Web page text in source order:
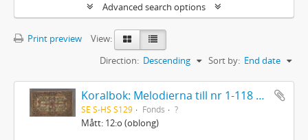
Advanced search options
Print preview
View:
Sort by: End date
Direction: Descending
Koralbok: Melodierna till nr 1-118 uti Gamla Psalmboken, enstämmigt satta
SE S-HS S129 Fonds ?
Mått: 12:o (oblong)